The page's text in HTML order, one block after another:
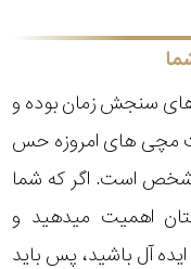
های سنجش زمان بوده و
مچی های امروزه حس
شخص است. اگر که شما
اهمیت میدهید و
آل باشید، پس باید